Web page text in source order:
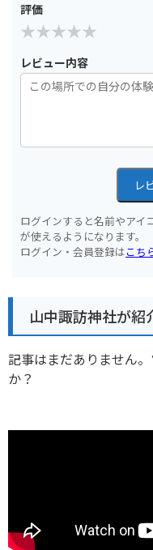
評価
レビュー内容
レ
ログインすると名前やアイ
が使えるようになります。
ログイン・会員登録はこち
山中諏訪神社が紹
記事はまだありません
か？